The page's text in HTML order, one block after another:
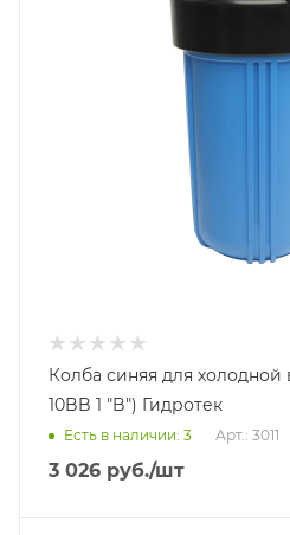
Колба синяя для холодной
10BB 1 "B") Гидротек
Есть в наличии: 3 Арт.: 3011
3 026 руб./шт